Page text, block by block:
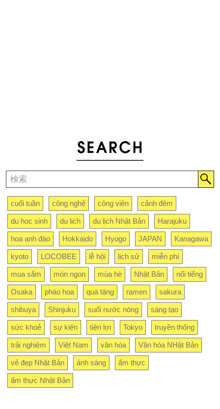
cuối tuần công nghệ công viên cảnh đêm
du học sinh du lịch du lịch Nhật Bản Harajuku
hoa anh đào Hokkaido Hyogo JAPAN Kanagawa
kyoto LOCOBEE lễ hội lịch sử miễn phí
mua sắm món ngon mùa hè Nhật Bản nổi tiếng
Osaka pháo hoa quà tặng ramen sakura
shibuya Shinjuku suối nước nóng sáng tạo
sức khoẻ sự kiện tiện lợi Tokyo truyền thống
trải nghiệm Việt Nam văn hóa Văn hóa NHật Bản
vẻ đẹp Nhật Bản ánh sáng ẩm thực
ẩm thực Nhật Bản